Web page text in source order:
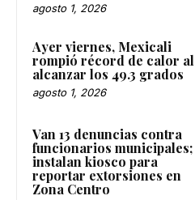
agosto 1, 2026
Ayer viernes, Mexicali
rompió récord de calor al
alcanzar los 49.3 grados
agosto 1, 2026
Van 13 denuncias contra
funcionarios municipales;
instalan kiosco para
reportar extorsiones en
Zona Centro